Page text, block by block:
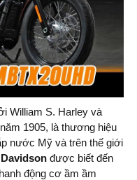
William S. Harley và
1905, là thương hiệu
nước Mỹ và trên thế giới
được biết đến
động cơ ầm ầm